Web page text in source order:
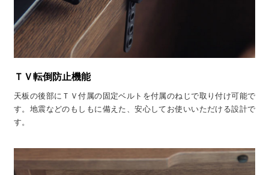
ＴＶ転倒防止機能
天板の後部にＴＶ付属の固定ベルトを付属のねじで取り付け可能で
す。地震などのもしもに備えた、安心してお使いいただける設計で
す。